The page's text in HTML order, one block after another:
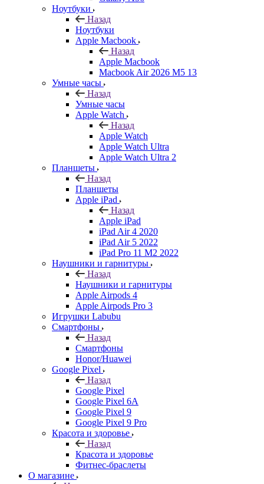
Ноутбуки
Назад
Ноутбуки
Apple Macbook
Назад
Apple Macbook
Macbook Air 2026 M5 13
Умные часы
Назад
Умные часы
Apple Watch
Назад
Apple Watch
Apple Watch Ultra
Apple Watch Ultra 2
Планшеты
Назад
Планшеты
Apple iPad
Назад
Apple iPad
iPad Air 4 2020
iPad Air 5 2022
iPad Pro 11 M2 2022
Наушники и гарнитуры
Назад
Наушники и гарнитуры
Apple Airpods 4
Apple Airpods Pro 3
Игрушки Labubu
Смартфоны
Назад
Смартфоны
Honor/Huawei
Google Pixel
Назад
Google Pixel
Google Pixel 6A
Google Pixel 9
Google Pixel 9 Pro
Красота и здоровье
Назад
Красота и здоровье
Фитнес-браслеты
О магазине